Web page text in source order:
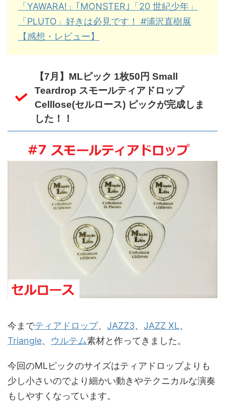
「YAWARA!」｢MONSTER｣「20 世紀少年」
「PLUTO」好きは必見です！ #浦沢直樹展
【感想・レビュー】
【7月】MLピック 1枚50円 Small
Teardrop スモールティアドロップ
Celllose(セルロース) ピックが完成しま
した！！
今までティアドロップ、 JAZZ3、 JAZZ XL、
Triangle、 ウルテム素材と作ってきました。
今回のMLピックのサイズはティアドロップよりも
少し小さいのでより細かい動きやテクニカルな演奏
もしやすくなっています。